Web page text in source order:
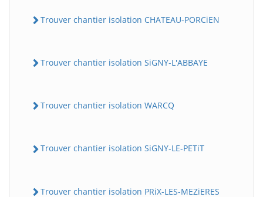
Trouver chantier isolation CHATEAU-PORCiEN
Trouver chantier isolation SiGNY-L'ABBAYE
Trouver chantier isolation WARCQ
Trouver chantier isolation SiGNY-LE-PETiT
Trouver chantier isolation PRiX-LES-MEZiERES